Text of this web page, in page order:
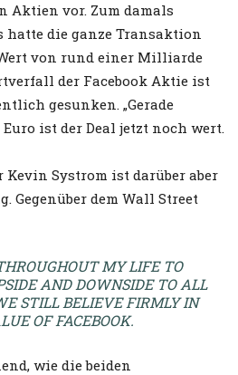
Aktien vor. Zum damals
die ganze Transaktion
von rund einer Milliarde
der Facebook Aktie ist
gesunken. „Gerade
ist der Deal jetzt noch wert.
Kevin Systrom ist darüber aber
Gegenüber dem Wall Street
MY LIFE TO
AND DOWNSIDE TO ALL
STILL BELIEVE FIRMLY IN
OF FACEBOOK.
wie die beiden